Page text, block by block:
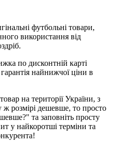
футбольні товари,
використання від
по дисконтній карті
найнижчої ціни в
на території України, з
розмірі дешевше, то просто
та заповніть просту
у найкоротші терміни та